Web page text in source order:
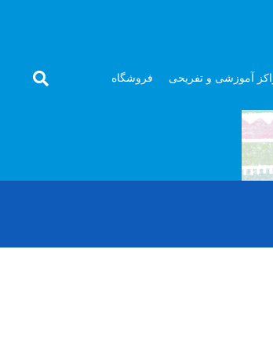
آموزشی و تفریحی فروشگاه